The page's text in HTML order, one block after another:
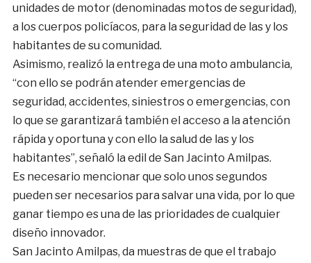
unidades de motor (denominadas motos de seguridad),
a los cuerpos policíacos, para la seguridad de las y los
habitantes de su comunidad.
Asimismo, realizó la entrega de una moto ambulancia,
“con ello se podrán atender emergencias de
seguridad, accidentes, siniestros o emergencias, con
lo que se garantizará también el acceso a la atención
rápida y oportuna y con ello la salud de las y los
habitantes”, señaló la edil de San Jacinto Amilpas.
Es necesario mencionar que solo unos segundos
pueden ser necesarios para salvar una vida, por lo que
ganar tiempo es una de las prioridades de cualquier
diseño innovador.
San Jacinto Amilpas, da muestras de que el trabajo